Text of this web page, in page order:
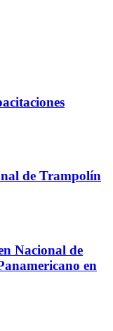
de Trampolín
Nacional de
en